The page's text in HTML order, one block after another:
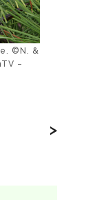
©N. &
–
>